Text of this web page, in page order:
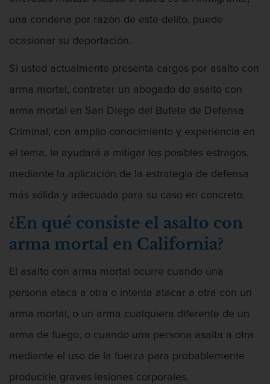
Licencia Dental
Licencia Médica
Licencia de Enfermería
Licencia de Farmacéutico
Licencia Veterinaria
Defensa de Violación
Delincuencia Juvenil
Audiencias de Detención
Audiencias de Disposición
Audiencias de Transferencia
Delitos por los cuales un Menor puede
Derechos de los Padres en Casos
una condena por razón de este delito, puede
ocasionar su deportación.
Si usted actualmente presenta cargos por asalto con
arma mortal, contratar un abogado de asalto con
arma mortal en San Diego del Bufete de Defensa
Criminal, con amplio conocimiento y experiencia en
el tema, le ayudará a mitigar los posibles estragos,
mediante la aplicación de la estrategia de defensa
más sólida y adecuada para su caso en concreto.
¿En qué consiste el asalto con
arma mortal en California?
El asalto con arma mortal ocurre cuando una
persona ataca a otra o intenta atacar a otra con un
arma mortal, o un arma cualquiera diferente de un
arma de fuego, o cuando una persona asalta a otra
mediante el uso de la fuerza para probablemente
producirle graves lesiones corporales.